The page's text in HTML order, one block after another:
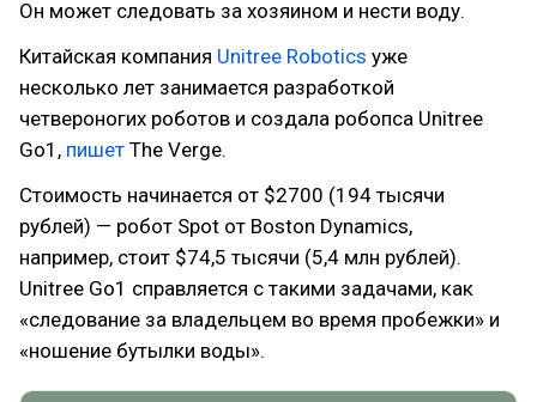
Он может следовать за хозяином и нести воду.
Китайская компания Unitree Robotics уже
несколько лет занимается разработкой
четвероногих роботов и создала робопса Unitree
Go1, пишет The Verge.
Стоимость начинается от $2700 (194 тысячи
рублей) — робот Spot от Boston Dynamics,
например, стоит $74,5 тысячи (5,4 млн рублей).
Unitree Go1 справляется с такими задачами, как
«следование за владельцем во время пробежки» и
«ношение бутылки воды».